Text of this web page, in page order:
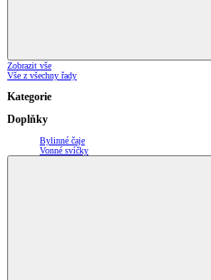
Zobrazit vše
Vše z všechny řady
Kategorie
Doplňky
Bylinné čaje
Vonné svíčky